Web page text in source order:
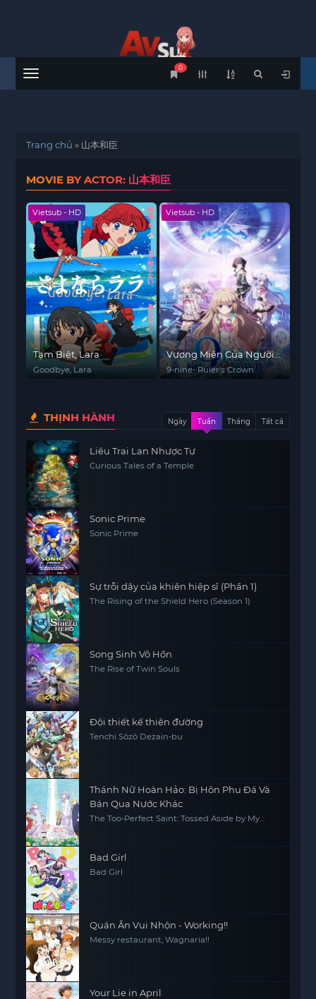
Menu
0
Trang chủ » 山本和臣
MOVIE BY ACTOR: 山本和臣
Vietsub - HD
Tạm Biệt, Lara
Goodbye, Lara
Vietsub - HD
Vương Miện Của Người
Thống Trị
9-nine- Ruler's Crown
THỊNH HÀNH Ngày Tuần Tháng Tất cả
Liêu Trai Lan Nhược Tự
Curious Tales of a Temple
Sonic Prime
Sonic Prime
Sự trỗi dậy của khiên hiệp sĩ (Phần 1)
The Rising of the Shield Hero (Season 1)
Song Sinh Võ Hồn
The Rise of Twin Souls
Đội thiết kế thiên đường
Tenchi Sōzō Dezain-bu
Thánh Nữ Hoàn Hảo: Bị Hôn Phu Đá Và
Bán Qua Nước Khác
The Too-Perfect Saint: Tossed Aside by My
Bad Girl
Bad Girl
Quán Ăn Vui Nhộn - Working!!
Messy restaurant, Wagnaria!!
Your Lie in April